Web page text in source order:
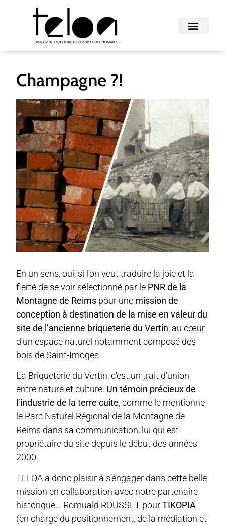
Champagne ?!
En un sens, oui, si l’on veut traduire la joie et la
fierté de se voir sélectionné par le PNR de la
Montagne de Reims pour une mission de
conception à destination de la mise en valeur du
site de l’ancienne briqueterie du Vertin, au cœur
d’un espace naturel notamment composé des
bois de Saint-Imoges.
La Briqueterie du Vertin, c’est un trait d’union
entre nature et culture. Un témoin précieux de
l’industrie de la terre cuite, comme le mentionne
le Parc Naturel Régional de la Montagne de
Reims dans sa communication, lui qui est
propriétaire du site depuis le début des années
2000.
TELOA a donc plaisir à s’engager dans cette belle
mission en collaboration avec notre partenaire
historique… Romuald ROUSSET pourTIKOPIA
(en charge du positionnement, de la médiation et